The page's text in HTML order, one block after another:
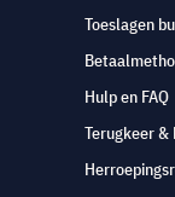
Toeslagen
Hulp en FAQ
Terugkeer &